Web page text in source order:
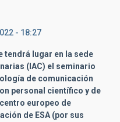
- 18:27
tendrá lugar en la sede
(IAC) el seminario
de comunicación
personal científico y de
centro europeo de
de ESA (por sus